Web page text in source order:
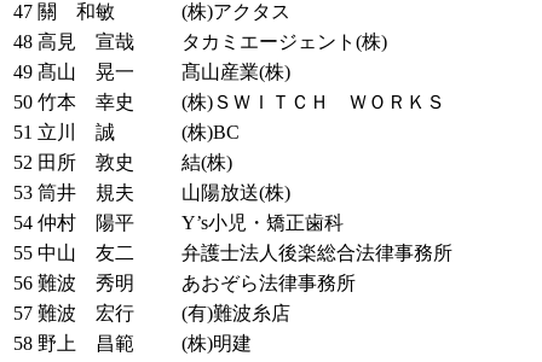
47 關 和敏
(株)アクタス
48 高見 宣哉
タカミエージェント(株)
49 髙山 晃一
髙山産業(株)
50 竹本 幸史
(株)ＳＷＩＴＣＨ ＷＯＲＫＳ
51 立川 誠
(株)BC
52 田所 敦史
結(株)
53 筒井 規夫
山陽放送(株)
54 仲村 陽平
Y’s小児・矯正歯科
55 中山 友二
弁護士法人後楽総合法律事務所
56 難波 秀明
あおぞら法律事務所
57 難波 宏行
(有)難波糸店
58 野上 昌範
(株)明建